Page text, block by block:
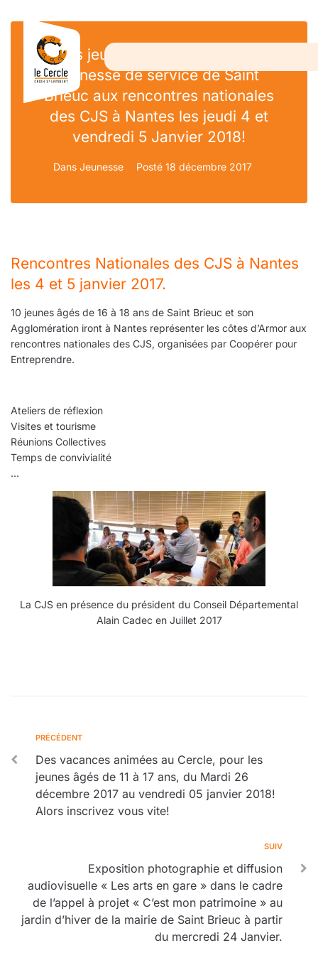
Les jeunes de la coopérative
jeunesse de service de Saint
Brieuc aux rencontres nationales
des CJS à Nantes les jeudi 4 et
vendredi 5 Janvier 2018!
Dans Jeunesse Posté 18 décembre 2017
Rencontres Nationales des CJS à Nantes
les 4 et 5 janvier 2017.
10 jeunes âgés de 16 à 18 ans de Saint Brieuc et son
Agglomération iront à Nantes représenter les côtes d’Armor aux
rencontres nationales des CJS, organisées par Coopérer pour
Entreprendre.
Ateliers de réflexion
Visites et tourisme
Réunions Collectives
Temps de convivialité
…
La CJS en présence du président du Conseil Départemental
Alain Cadec en Juillet 2017
PRÉCÉDENT
Des vacances animées au Cercle, pour les
jeunes âgés de 11 à 17 ans, du Mardi 26
décembre 2017 au vendredi 05 janvier 2018!
Alors inscrivez vous vite!
SUIV
Exposition photographie et diffusion
audiovisuelle « Les arts en gare » dans le cadre
de l’appel à projet « C’est mon patrimoine » au
jardin d’hiver de la mairie de Saint Brieuc à partir
du mercredi 24 Janvier.